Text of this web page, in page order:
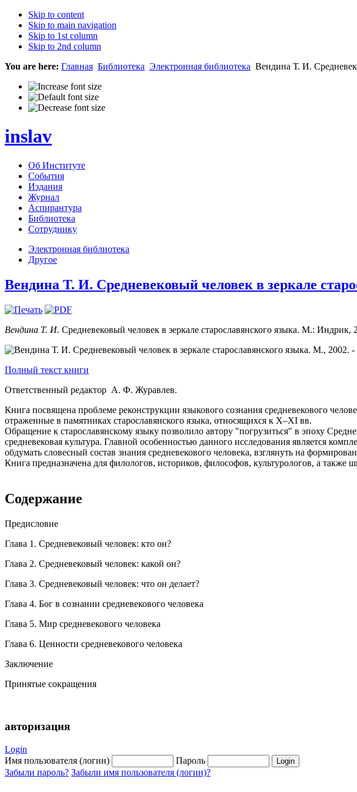
Skip to content
Skip to main navigation
Skip to 1st column
Skip to 2nd column
You are here: Главная Библиотека Электронная библиотека Вендина Т. И.
inslav
Об Институте
События
Издания
Журнал
Аспирантура
Библиотека
Сотруднику
Электронная библиотека
Другое
Вендина Т. И. Средневековый человек в зеркале
Вендина Т. И. Средневековый человек в зеркале старославянского языка. М.: Индрик,
Полный текст книги
Ответственный редактор А. Ф. Журавлев.
Книга посвящена проблеме реконструкции языкового сознания средневекового
отраженные в памятниках старославянского языка, относящихся к X–XI вв.
Обращение к старославянскому языку позволило автору "погрузиться" в эпоху
средневековая культура. Главной особенностью данного исследования является
обдумать словесный состав знания средневекового человека, взглянуть на
Книга предназначена для филологов, историков, философов, культурологов, а
Содержание
Предисловие
Глава 1. Средневековый человек: кто он?
Глава 2. Средневековый человек: какой он?
Глава 3. Средневековый человек: что он делает?
Глава 4. Бог в сознании средневекового человека
Глава 5. Мир средневекового человека
Глава 6. Ценности средневекового человека
Заключение
Принятые сокращения
авторизация
Login
Имя пользователя (логин)
Пароль
Забыли пароль? Забыли имя пользователя (логин)?